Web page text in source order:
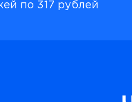
по 317 рублей